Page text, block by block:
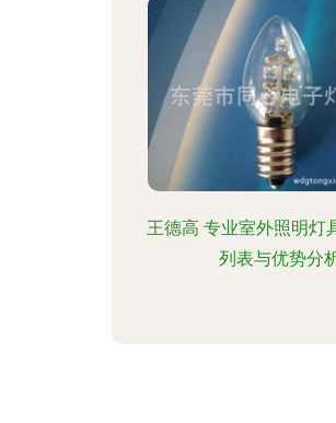
王德高 专业室外照明灯
列表与优势分